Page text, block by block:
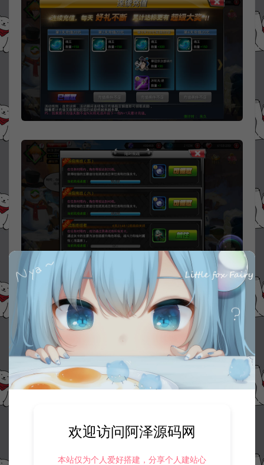
欢迎访问阿泽源码网
本站仅为个人爱好搭建，分享个人建站心